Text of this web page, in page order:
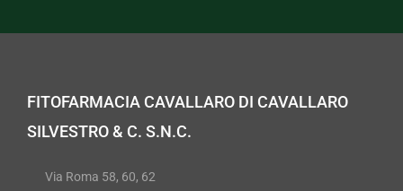
FITOFARMACIA CAVALLARO DI CAVALLARO
SILVESTRO & C. S.N.C.
Via Roma 58, 60, 62